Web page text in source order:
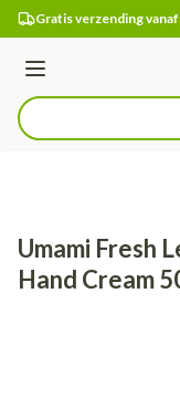
Ga naar de inhoud
Gratis verzending vanaf
Menu
Product, merk,
Umami Fresh
Hand Cream